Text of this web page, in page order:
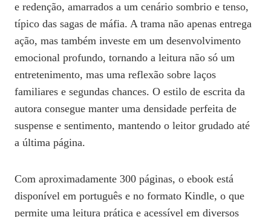
e redenção, amarrados a um cenário sombrio e tenso,
típico das sagas de máfia. A trama não apenas entrega
ação, mas também investe em um desenvolvimento
emocional profundo, tornando a leitura não só um
entretenimento, mas uma reflexão sobre laços
familiares e segundas chances. O estilo de escrita da
autora consegue manter uma densidade perfeita de
suspense e sentimento, mantendo o leitor grudado até
a última página.
Com aproximadamente 300 páginas, o ebook está
disponível em português e no formato Kindle, o que
permite uma leitura prática e acessível em diversos